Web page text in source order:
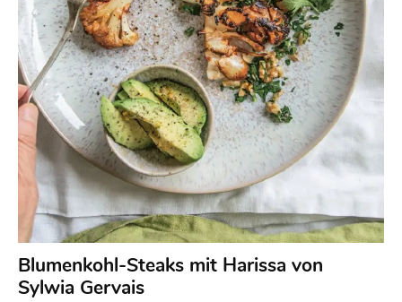
Blumenkohl-Steaks mit Harissa von
Sylwia Gervais